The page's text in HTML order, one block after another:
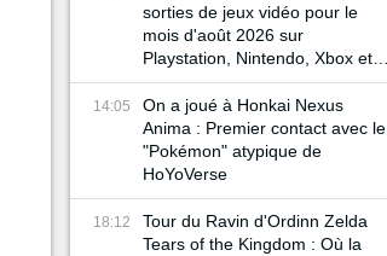
sorties de jeux vidéo pour le
mois d'août 2026 sur
Playstation, Nintendo, Xbox et
PC
14:05
On a joué à Honkai Nexus
Anima : Premier contact avec le
"Pokémon" atypique de
HoYoVerse
18:12
Tour du Ravin d'Ordinn Zelda
Tears of the Kingdom : Où la